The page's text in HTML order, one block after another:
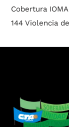
Cobertura IOMA
144 Violencia